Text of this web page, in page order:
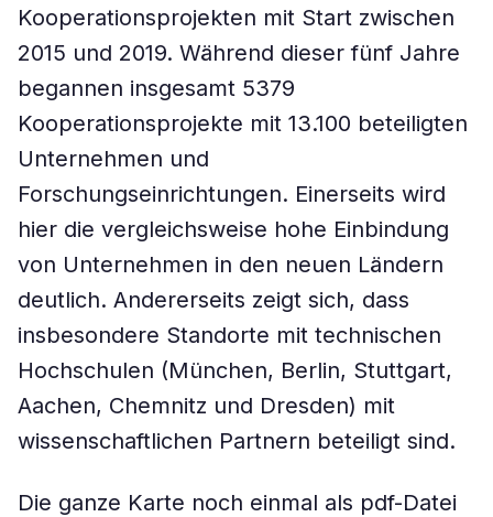
Kooperationsprojekten mit Start zwischen
2015 und 2019. Während dieser fünf Jahre
begannen insgesamt 5379
Kooperationsprojekte mit 13.100 beteiligten
Unternehmen und
Forschungseinrichtungen. Einerseits wird
hier die vergleichsweise hohe Einbindung
von Unternehmen in den neuen Ländern
deutlich. Andererseits zeigt sich, dass
insbesondere Standorte mit technischen
Hochschulen (München, Berlin, Stuttgart,
Aachen, Chemnitz und Dresden) mit
wissenschaftlichen Partnern beteiligt sind.
Die ganze Karte noch einmal als pdf-Datei